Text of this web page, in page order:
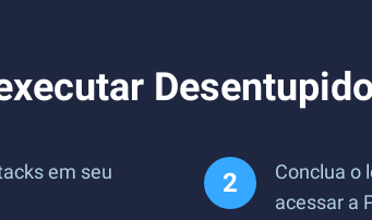
em seu
Conclua o
acessar a